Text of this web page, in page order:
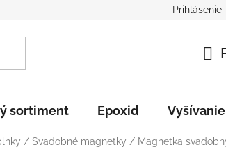
B2B
Prihlásenie
sortiment Epoxid Vyšívanie
/ Svadobné magnetky / Magnetka